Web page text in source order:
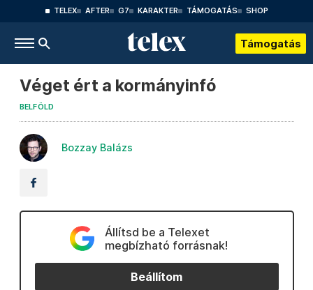
TELEX AFTER G7 KARAKTER TÁMOGATÁS SHOP
Támogatás
Véget ért a kormányinfó
BELFÖLD
Bozzay Balázs
Állítsd be a Telexet
megbízható forrásnak!
Beállítom